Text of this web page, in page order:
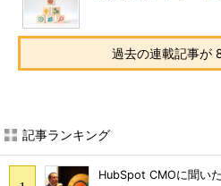
過去の連載記事が
記事ランキング
HubSpot CMOに聞い